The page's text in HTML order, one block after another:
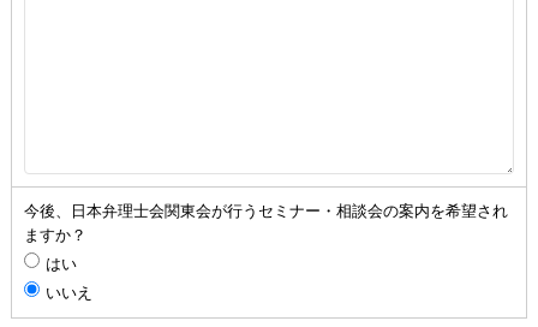
今後、日本弁理士会関東会が行うセミナー・相談会の案内を希望され
ますか？
はい
いいえ